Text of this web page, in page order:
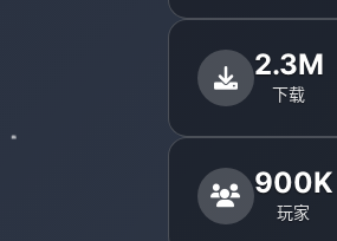
2.3M
下载
900K
玩家